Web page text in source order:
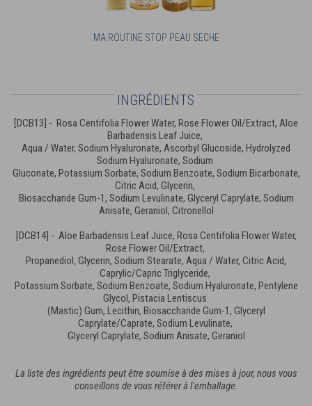
MA ROUTINE STOP PEAU SECHE
INGRÉDIENTS
[DCB13] - Rosa Centifolia Flower Water, Rose Flower Oil/Extract, Aloe
Barbadensis Leaf Juice,
Aqua / Water, Sodium Hyaluronate, Ascorbyl Glucoside, Hydrolyzed
Sodium Hyaluronate, Sodium
Gluconate, Potassium Sorbate, Sodium Benzoate, Sodium Bicarbonate,
Citric Acid, Glycerin,
Biosaccharide Gum-1, Sodium Levulinate, Glyceryl Caprylate, Sodium
Anisate, Geraniol, Citronellol
[DCB14] - Aloe Barbadensis Leaf Juice, Rosa Centifolia Flower Water,
Rose Flower Oil/Extract,
Propanediol, Glycerin, Sodium Stearate, Aqua / Water, Citric Acid,
Caprylic/Capric Triglyceride,
Potassium Sorbate, Sodium Benzoate, Sodium Hyaluronate, Pentylene
Glycol, Pistacia Lentiscus
(Mastic) Gum, Lecithin, Biosaccharide Gum-1, Glyceryl
Caprylate/Caprate, Sodium Levulinate,
Glyceryl Caprylate, Sodium Anisate, Geraniol
La liste des ingrédients peut être soumise à des mises à jour, nous vous
conseillons de vous référer à l'emballage.